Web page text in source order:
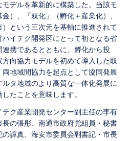
デルを革新的に構築した。当該モ
）、「双化」（孵化＋産業化）、
）という三次元を基軸に推進されて
イテク開発区にとって初となる省
携であるとともに、孵化から投
向協力モデルを初めて導入した取
地域間協力を起点として協同発展
タ地域のより高質な一体化発展に
たことを意味します。
ク産業開発センター副主任の李有
の張彤、南通市政府党組員・秘書
譚真、海安市委員会副書記・市長